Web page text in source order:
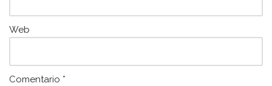
Web
Comentario *